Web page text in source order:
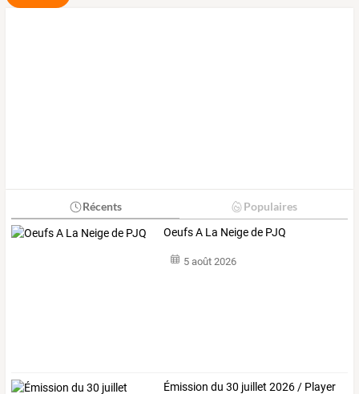
Récents Populaires
Oeufs A La Neige de PJQ
5 août 2026
Émission du 30 juillet 2026 / Player